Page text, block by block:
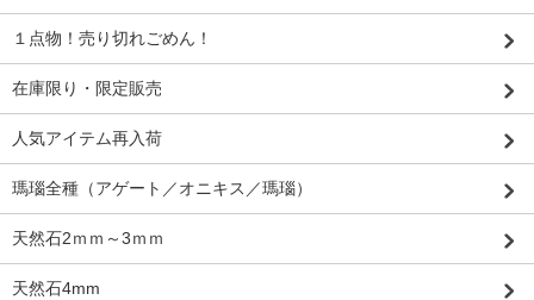
１点物！売り切れごめん！
在庫限り・限定販売
人気アイテム再入荷
瑪瑙全種（アゲート／オニキス／瑪瑙）
天然石2ｍｍ～3ｍｍ
天然石4mm